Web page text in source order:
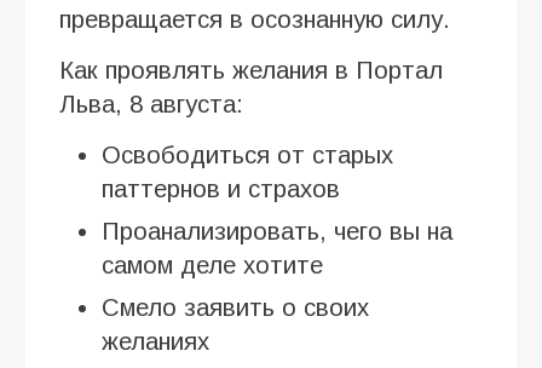
превращается в осознанную силу.
Как проявлять желания в Портал
Льва, 8 августа:
Освободиться от старых
паттернов и страхов
Проанализировать, чего вы на
самом деле хотите
Смело заявить о своих
желаниях